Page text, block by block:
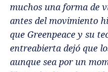
muchos una forma de
antes del movimiento
que Greenpeace y su
entreabierta dejó que
aunque sea por un